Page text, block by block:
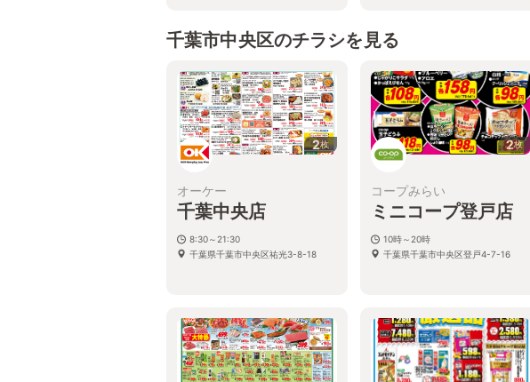
千葉市中央区のチラシを見る
2枚
オーケー
千葉中央店
8:30～21:30
千葉県千葉市中央区祐光3-8-18
2枚
コープみらい
ミニコープ登戸店
10時～20時
千葉県千葉市中央区登戸4-7-16